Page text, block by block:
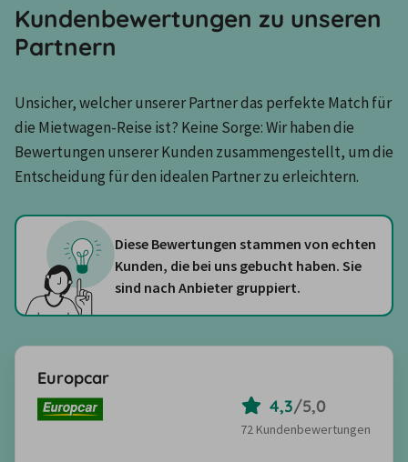
Kundenbewertungen zu unseren
Partnern
Unsicher, welcher unserer Partner das perfekte Match für
die Mietwagen-Reise ist? Keine Sorge: Wir haben die
Bewertungen unserer Kunden zusammengestellt, um die
Entscheidung für den idealen Partner zu erleichtern.
Diese Bewertungen stammen von echten
Kunden, die bei uns gebucht haben. Sie
sind nach Anbieter gruppiert.
Europcar
4,3/5,0
72 Kundenbewertungen